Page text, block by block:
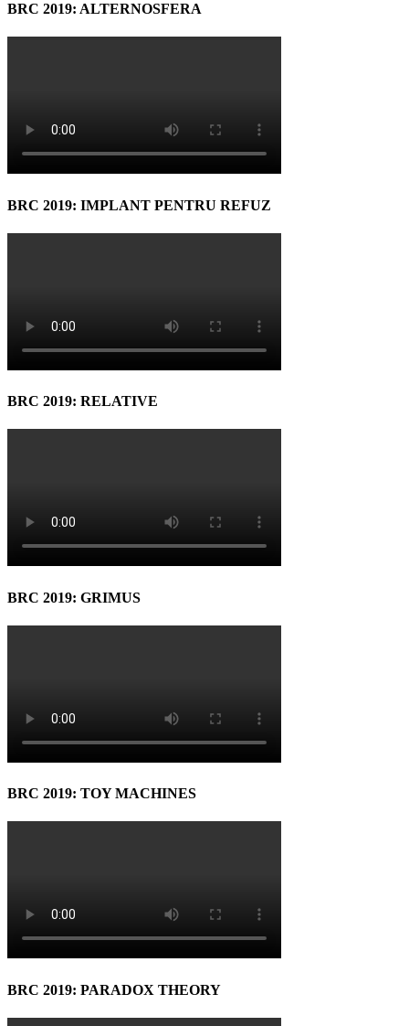
BRC 2019: ALTERNOSFERA
BRC 2019: IMPLANT PENTRU REFUZ
BRC 2019: RELATIVE
BRC 2019: GRIMUS
BRC 2019: TOY MACHINES
BRC 2019: PARADOX THEORY